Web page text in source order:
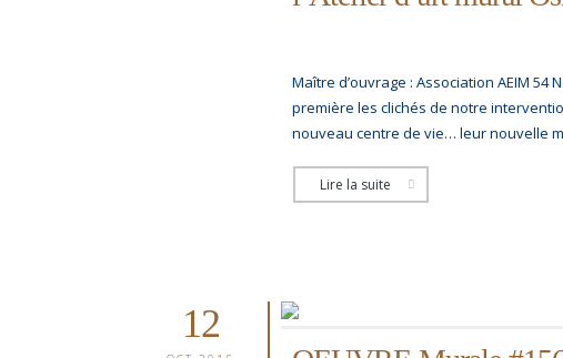
Maître d’ouvrage : Association AEIM
première les clichés de notre
nouveau centre de vie… leur nouvelle
Lire la suite
12